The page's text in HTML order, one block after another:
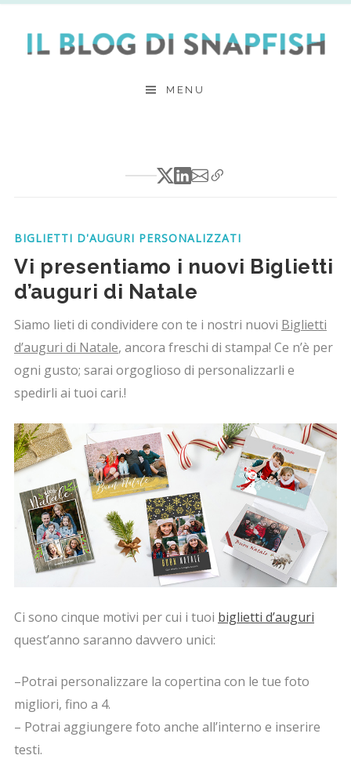
MENU
BIGLIETTI D'AUGURI PERSONALIZZATI
Vi presentiamo i nuovi Biglietti
d’auguri di Natale
Siamo lieti di condividere con te i nostri nuovi Biglietti
d’auguri di Natale, ancora freschi di stampa! Ce n’è per
ogni gusto; sarai orgoglioso di personalizzarli e
spedirli ai tuoi cari.!
Ci sono cinque motivi per cui i tuoi biglietti d’auguri
quest’anno saranno davvero unici:
–Potrai personalizzare la copertina con le tue foto
migliori, fino a 4.
– Potrai aggiungere foto anche all’interno e inserire
testi.